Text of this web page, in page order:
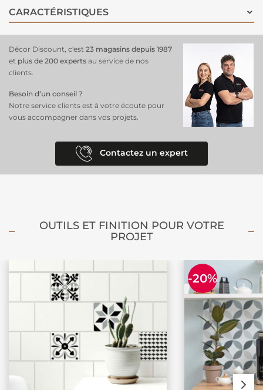
d'un bureau. Facile à installer et à un prix attractif, ce
pour les fans de Star Wars et ceux qui souhaitent intégrer une figure
CARACTÉRISTIQUES
Décor Discount, c'est 23 magasins depuis 1987
et plus de 200 experts au service de nos
clients.
Besoin d’un conseil ?
Notre service clients est à votre écoute pour
vous accompagner dans vos projets.
Contactez un expert
OUTILS ET FINITION POUR VOTRE
PROJET
-20%